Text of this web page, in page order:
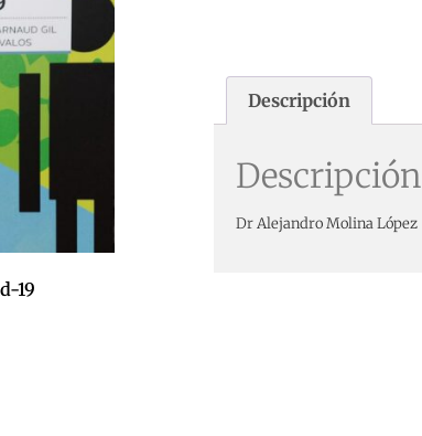
19
Descripción
Descripción
Dr Alejandro Molina López